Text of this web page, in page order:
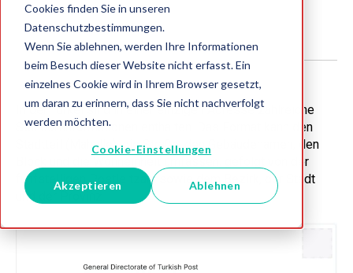
Cookies finden Sie in unseren
Datenschutzbestimmungen.
Wenn Sie ablehnen, werden Ihre Informationen
beim Besuch dieser Website nicht erfasst. Ein
einzelnes Cookie wird in Ihrem Browser gesetzt,
um daran zu erinnern, dass Sie nicht nachverfolgt
werden möchten.
Cookie-Einstellungen
Akzeptieren Ablehnen
In der Türkei sind in einer einzigen Adresse zahlreiche
Standortinformationen enthalten. Das Format kann den
Stadtteil (Mahalle), die Straße, den Gebäudenamen, den
Block und die Wohneinheit umfassen, gefolgt von der
fünfstelligen Postleitzahl sowie dem Bezirk, der Stadt
und der Provinz.